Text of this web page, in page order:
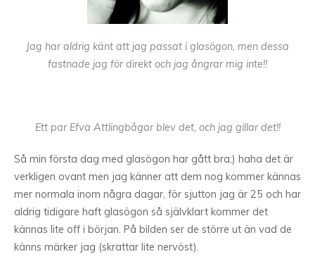
Jag har aldrig känt att jag passat i glasögon, men dessa
fastnade jag för direkt och jag ångrar mig inte!!
Ett par Efva Attlingbågar blev det, och jag gillar det!!
Så min första dag med glasögon har gått bra;) haha det är
verkligen ovant men jag känner att dem nog kommer kännas
mer normala inom några dagar, för sjutton jag är 25 och har
aldrig tidigare haft glasögon så självklart kommer det
kännas lite off i början. På bilden ser de större ut än vad de
känns märker jag (skrattar lite nervöst).